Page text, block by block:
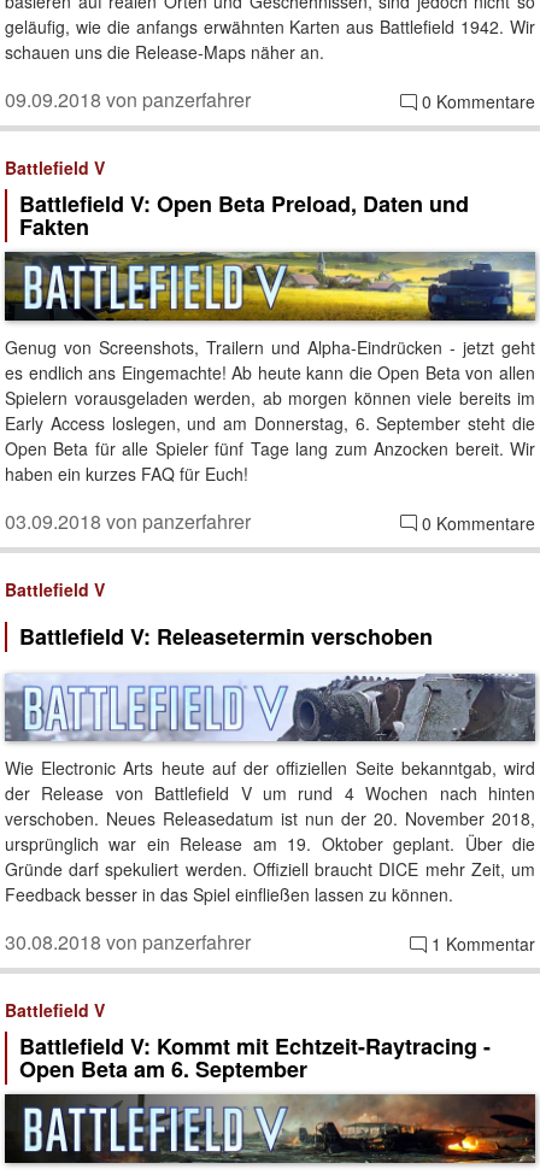
geläufig, wie die anfangs erwähnten Karten aus Battlefield 1942. Wir
schauen uns die Release-Maps näher an.
0 Kommentare
09.09.2018 von panzerfahrer
Battlefield V
Battlefield V: Open Beta Preload, Daten und
Fakten
Genug von Screenshots, Trailern und Alpha-Eindrücken - jetzt geht
es endlich ans Eingemachte! Ab heute kann die Open Beta von allen
Spielern vorausgeladen werden, ab morgen können viele bereits im
Early Access loslegen, und am Donnerstag, 6. September steht die
Open Beta für alle Spieler fünf Tage lang zum Anzocken bereit. Wir
haben ein kurzes FAQ für Euch!
0 Kommentare
03.09.2018 von panzerfahrer
Battlefield V
Battlefield V: Releasetermin verschoben
Wie Electronic Arts heute auf der offiziellen Seite bekanntgab, wird
der Release von Battlefield V um rund 4 Wochen nach hinten
verschoben. Neues Releasedatum ist nun der 20. November 2018,
ursprünglich war ein Release am 19. Oktober geplant. Über die
Gründe darf spekuliert werden. Offiziell braucht DICE mehr Zeit, um
Feedback besser in das Spiel einfließen lassen zu können.
1 Kommentar
30.08.2018 von panzerfahrer
Battlefield V
Battlefield V: Kommt mit Echtzeit-Raytracing -
Open Beta am 6. September